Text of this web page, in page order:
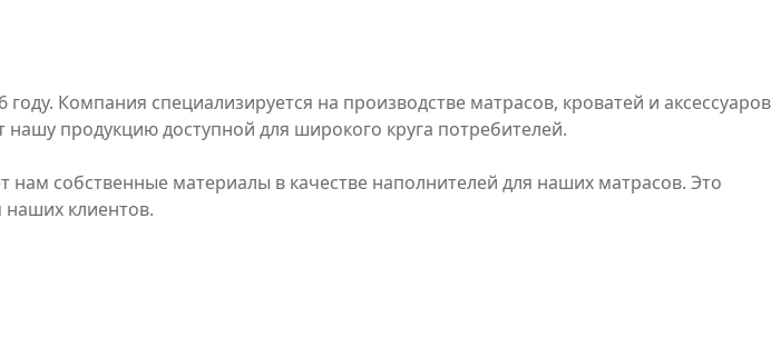
Компания специализируется на производстве матрасов, кроватей и аксессуаров
продукцию доступной для широкого круга потребителей.
собственные материалы в качестве наполнителей для наших матрасов. Это
наших клиентов.